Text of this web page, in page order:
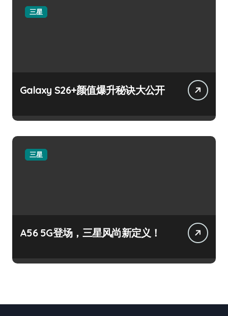
三星
Galaxy S26+颜值爆升秘诀大公开
三星
A56 5G登场，三星风尚新定义！